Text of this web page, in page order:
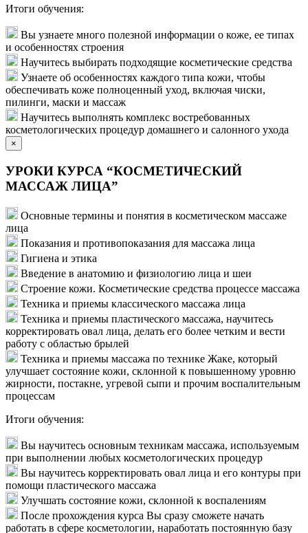
Итоги обучения:
Вы узнаете много полезной информации о коже, ее типах
и особенностях строения
Научитесь выбирать подходящие косметические средства
Узнаете об особенностях каждого типа кожи, чтобы
обеспечивать коже полноценный уход, включая чиски,
пилинги, маски и массаж
Научитесь выполнять комплекс востребованных
косметологических процедур домашнего и салонного ухода
×
УРОКИ КУРСА “КОСМЕТИЧЕСКИЙ
МАССАЖ ЛИЦА”
Основные термины и понятия в косметическом массаже
лица
Показания и противопоказания для массажа лица
Гигиена и этика
Введение в анатомию и физиологию лица и шеи
Строение кожи. Косметические средства процессе массажа
Техника и приемы классического массажа лица
Техника и приемы пластического массажа, научитесь
корректировать овал лица, делать его более четким и вести
работу с областью брылей
Техника и приемы массажа по технике Жаке, который
улучшает состояние кожи, склонной к повышенному уровню
жирности, постакне, угревой сыпи и прочим воспалительным
процессам
Итоги обучения:
Вы научитесь основным техникам массажа, используемым
при выполнении любых косметологических процедур
Вы научитесь корректировать овал лица и его контуры при
помощи пластического массажа
Улучшать состояние кожи, склонной к воспалениям
После прохождения курса Вы сразу сможете начать
работать в сфере косметологии, наработать постоянную базу